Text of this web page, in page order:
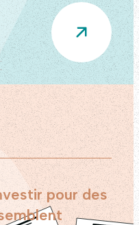
pour des